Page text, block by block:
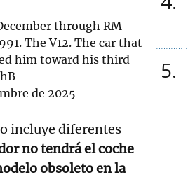
through RM
The V12. The car that
him toward his third
de 2025
incluye diferentes
no tendrá el coche
obsoleto en la
5